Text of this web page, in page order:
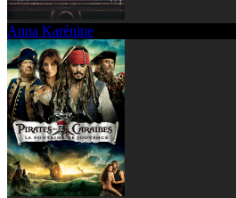
Anna Karénine